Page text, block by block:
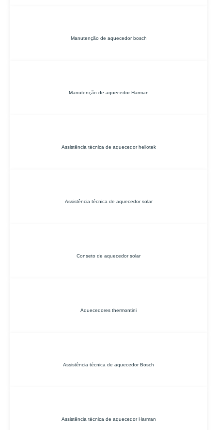
Manutenção de aquecedor bosch
Manutenção de aquecedor Harman
Assistência técnica de aquecedor heliotek
Assistência técnica de aquecedor solar
Conseto de aquecedor solar
Aquecedores thermontini
Assistência técnica de aquecedor Bosch
Assistência técnica de aquecedor Harman